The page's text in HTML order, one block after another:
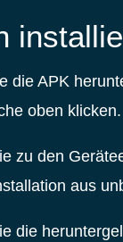
die APK
oben klicken.
zu den
aus
die